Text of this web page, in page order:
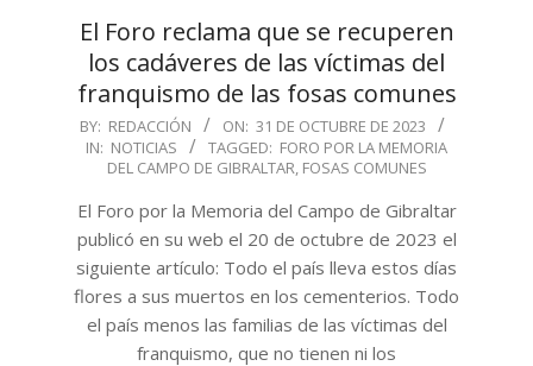
El Foro reclama que se recuperen
los cadáveres de las víctimas del
franquismo de las fosas comunes
2023-
10-
BY: REDACCIÓN ON: 31 DE OCTUBRE DE 2023
IN: NOTICIAS TAGGED: FORO POR LA MEMORIA
DEL CAMPO DE GIBRALTAR FOSAS COMUNES
El Foro por la Memoria del Campo de Gibraltar
publicó en su web el 20 de octubre de 2023 el
siguiente artículo: Todo el país lleva estos días
flores a sus muertos en los cementerios. Todo
el país menos las familias de las víctimas del
franquismo, que no tienen ni los